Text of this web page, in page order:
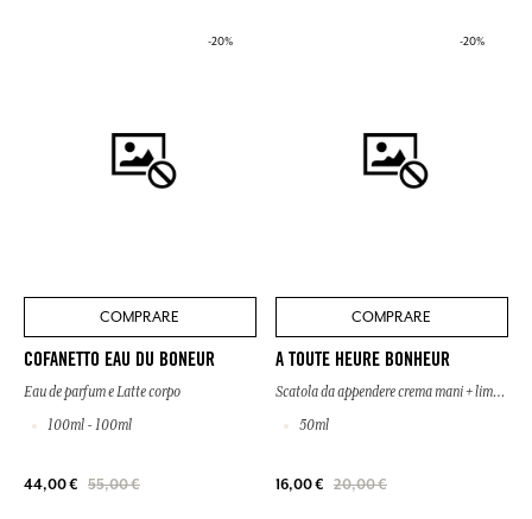
-20%
COMPRARE
COFANETTO EAU DU BONEUR
Eau de parfum e Latte corpo
100ml - 100ml
44,00 € 55,00 €
-20%
COMPRARE
A TOUTE HEURE BONHEUR
Scatola da appendere crema mani + lima per unghie
50ml
16,00 € 20,00 €